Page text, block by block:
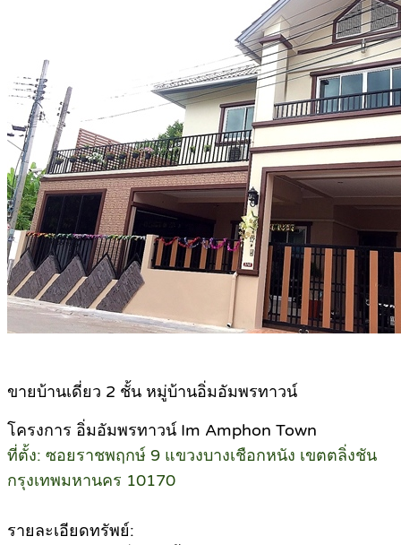
ขายบ้านเดี่ยว 2 ชั้น หมู่บ้านอิ่มอัมพรทาวน์
โครงการ อิ่มอัมพรทาวน์ Im Amphon Town
ที่ตั้ง: ซอยราชพฤกษ์ 9 แขวงบางเชือกหนัง เขตตลิ่งชัน
กรุงเทพมหานคร 10170
รายละเอียดทรัพย์: